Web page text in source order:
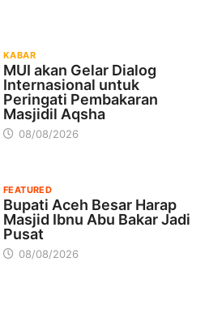
KABAR
MUI akan Gelar Dialog
Internasional untuk
Peringati Pembakaran
Masjidil Aqsha
08/08/2026
FEATURED
Bupati Aceh Besar Harap
Masjid Ibnu Abu Bakar Jadi
Pusat
08/08/2026